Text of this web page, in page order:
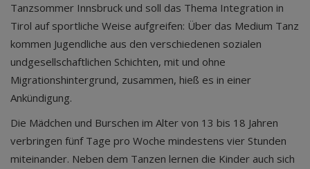
Tanzsommer Innsbruck und soll das Thema Integration in
Tirol auf sportliche Weise aufgreifen: Über das Medium Tanz
kommen Jugendliche aus den verschiedenen sozialen
undgesellschaftlichen Schichten, mit und ohne
Migrationshintergrund, zusammen, hieß es in einer
Ankündigung.
Die Mädchen und Burschen im Alter von 13 bis 18 Jahren
verbringen fünf Tage pro Woche mindestens vier Stunden
miteinander. Neben dem Tanzen lernen die Kinder auch sich